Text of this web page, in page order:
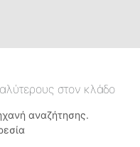
στον κλάδο
αναζήτησης.